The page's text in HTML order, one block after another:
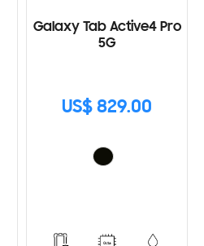
Galaxy Tab Active4 Pro
5G
US$ 829.00